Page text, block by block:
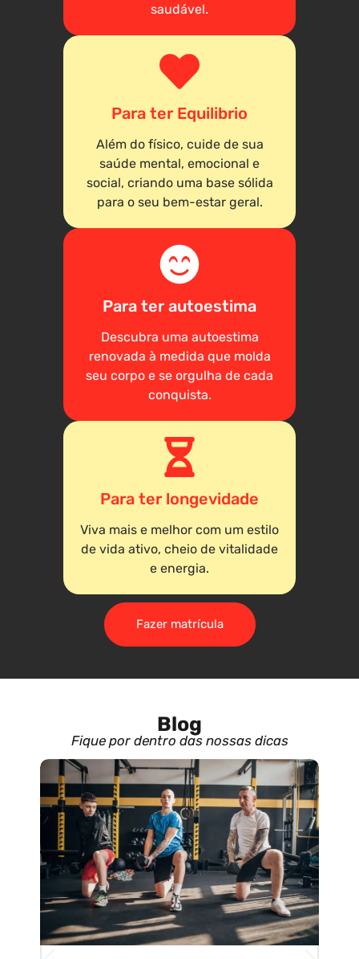
saudável.
Para ter Equilibrio
Além do físico, cuide de sua
saúde mental, emocional e
social, criando uma base sólida
para o seu bem-estar geral.
Para ter autoestima
Descubra uma autoestima
renovada à medida que molda
seu corpo e se orgulha de cada
conquista.
Para ter longevidade
Viva mais e melhor com um estilo
de vida ativo, cheio de vitalidade
e energia.
Fazer matrícula
Blog
Fique por dentro das nossas dicas